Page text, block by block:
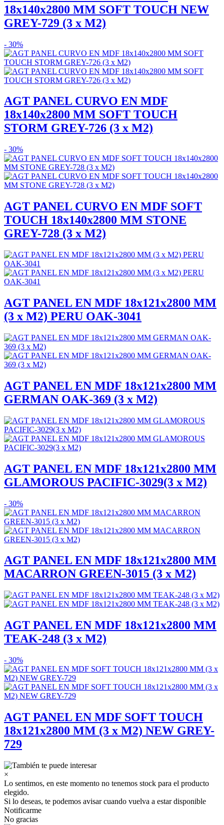
18x140x2800 MM SOFT TOUCH NEW
GREY-729 (3 x M2)
- 30%
AGT PANEL CURVO EN MDF
18x140x2800 MM SOFT TOUCH
STORM GREY-726 (3 x M2)
- 30%
AGT PANEL CURVO EN MDF SOFT
TOUCH 18x140x2800 MM STONE
GREY-728 (3 x M2)
AGT PANEL EN MDF 18x121x2800 MM
(3 x M2) PERU OAK-3041
AGT PANEL EN MDF 18x121x2800 MM
GERMAN OAK-369 (3 x M2)
AGT PANEL EN MDF 18x121x2800 MM
GLAMOROUS PACIFIC-3029(3 x M2)
- 30%
AGT PANEL EN MDF 18x121x2800 MM
MACARRON GREEN-3015 (3 x M2)
AGT PANEL EN MDF 18x121x2800 MM
TEAK-248 (3 x M2)
- 30%
AGT PANEL EN MDF SOFT TOUCH
18x121x2800 MM (3 x M2) NEW GREY-
729
×
Lo sentimos, en este momento no tenemos stock para el producto
elegido.
Si lo deseas, te podemos avisar cuando vuelva a estar disponible
Notificarme
No gracias